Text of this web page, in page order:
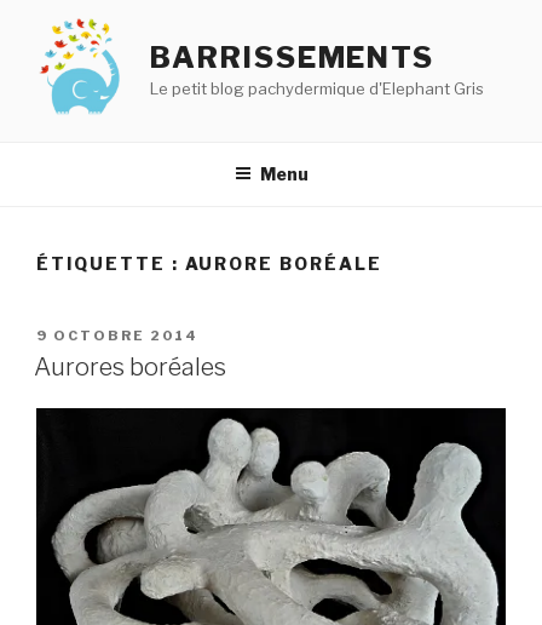
contenu
principal
BARRISSEMENTS
Le petit blog pachydermique d'Elephant Gris
Menu
ÉTIQUETTE : AURORE BORÉALE
PUBLIÉ
LE
9 OCTOBRE 2014
Aurores boréales